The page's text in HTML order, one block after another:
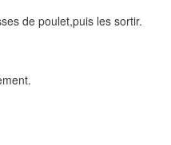
de poulet,puis les sortir.